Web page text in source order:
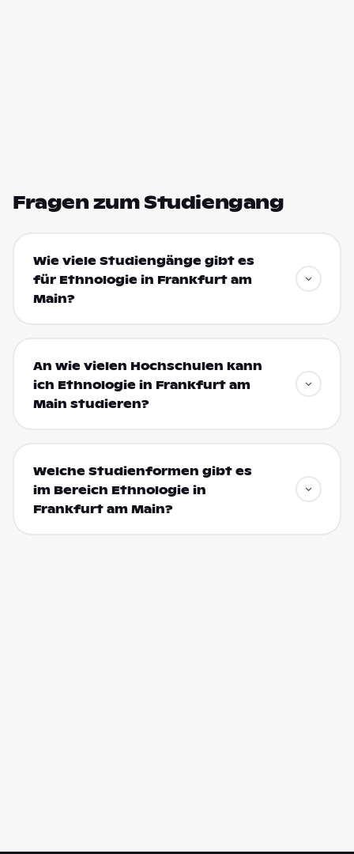
Fragen zum Studiengang
Wie viele Studiengänge gibt es
für Ethnologie in Frankfurt am
Main?
An wie vielen Hochschulen kann
ich Ethnologie in Frankfurt am
Main studieren?
Welche Studienformen gibt es
im Bereich Ethnologie in
Frankfurt am Main?